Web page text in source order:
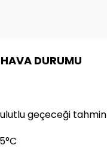
HAVA DURUMU
geçeceği